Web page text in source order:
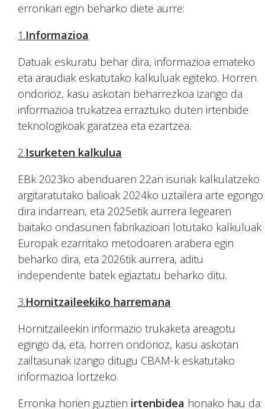
erronkari egin beharko diete aurre:
1.Informazioa
Datuak eskuratu behar dira, informazioa emateko
eta araudiak eskatutako kalkuluak egiteko. Horren
ondorioz, kasu askotan beharrezkoa izango da
informazioa trukatzea erraztuko duten irtenbide
teknologikoak garatzea eta ezartzea.
2.Isurketen kalkulua
EBk 2023ko abenduaren 22an isuriak kalkulatzeko
argitaratutako balioak 2024ko uztailera arte egongo
dira indarrean, eta 2025etik aurrera legearen
baitako ondasunen fabrikazioari lotutako kalkuluak
Europak ezarritako metodoaren arabera egin
beharko dira, eta 2026tik aurrera, aditu
independente batek egiaztatu beharko ditu.
3.Hornitzaileekiko harremana
Hornitzaileekin informazio trukaketa areagotu
egingo da, eta, horren ondorioz, kasu askotan
zailtasunak izango ditugu CBAM-k eskatutako
informazioa lortzeko.
Erronka horien guztien irtenbidea honako hau da: